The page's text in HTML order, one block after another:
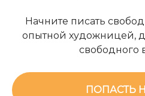
Начните писать
опытной художницей,
свободного
ПОПАСТЬ